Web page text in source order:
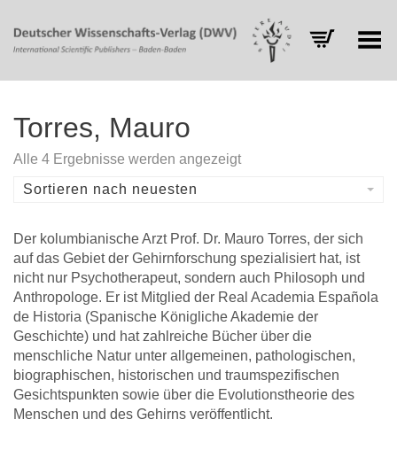
Toggle Menu
Torres, Mauro
Alle 4 Ergebnisse werden angezeigtNach
Sortieren nach neuesten
Der kolumbianische Arzt Prof. Dr. Mauro Torres, der sich
auf das Gebiet der Gehirnforschung spezialisiert hat, ist
nicht nur Psychotherapeut, sondern auch Philosoph und
Anthropologe. Er ist Mitglied der Real Academia Española
de Historia (Spanische Königliche Akademie der
Geschichte) und hat zahlreiche Bücher über die
menschliche Natur unter allgemeinen, pathologischen,
biographischen, historischen und traumspezifischen
Gesichtspunkten sowie über die Evolutionstheorie des
Menschen und des Gehirns veröffentlicht.